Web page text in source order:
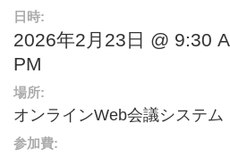
日時:
2026年2月23日 @ 9:30
PM
場所:
オンラインWeb会議システ
参加費: